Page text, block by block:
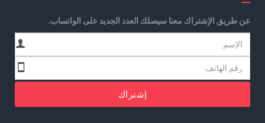
عن طريق الإشتراك معنا سيصلك العدد الجديد على الواتساب.
إشتراك